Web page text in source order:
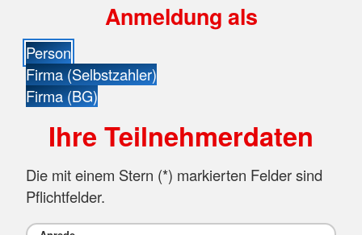
Anmeldung als
Person
Firma (Selbstzahler)
Firma (BG)
Ihre Teilnehmerdaten
Die mit einem Stern (*) markierten Felder sind
Pflichtfelder.